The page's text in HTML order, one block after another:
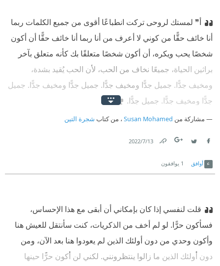
أ❞ لمستك لروحى تركت انطباعًا أقوى من جميع الكلمات ربما
أنا خائف حقًّا من كوني لا أعرف من أنا ربما أنا خائف حقًّا أن أكون
شخصًا يحب ويكره، أن أكون شخصًا متعلقًا بك كأنه متعلق بآخر
براثين الحياة، جميعًا نخاف من الحب، لأن الحب يُقيد بشدة،
ومخيف جدًّا. جميل جدًّا ومخيف جدًّا. جميل جدًّا ومخيف جدًّا. جميل
جدًّا ومخيف جدًّا. جميل جدًّا.
مشاركة من Susan Mohamed ، من كتاب شجرة التين
13‏/7‏/2022
أوافق 1 يوافقون
قلت لنفسي إذا كان بإمكاني أن أبقى مع هذا الإحساس،
فسأكون حرًّا. لو لم أخف من الذكريات، كنت سأنتقل للعيش هنا
وأكون وحدي من دون أولئك الذين لم يعودوا هنا بعد الآن، ومن
دون أولئك الذين ما زالوا ينتظرونني. لكني لن أكون حرًّا حينها